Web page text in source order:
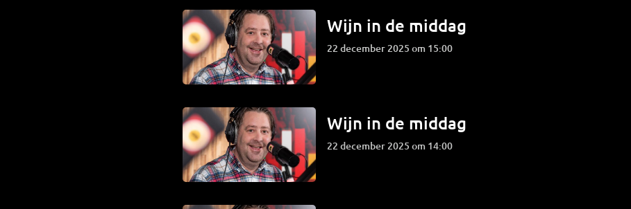
Wijn in de middag
22 december 2025 om 15:00
Wijn in de middag
22 december 2025 om 14:00